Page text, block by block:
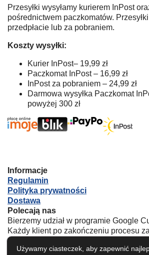
Przesyłki wysyłamy kurierem InPost
pośrednictwem paczkomatów.
przedpłacie lub za pobraniem.
Koszty wysyłki:
Kurier InPost– 19,99 zł
Paczkomat InPost – 16,99 zł
InPost za pobraniem – 24,99 zł
Darmowa wysyłka Paczkomat
powyżej 300 zł
Informacje
Regulamin
Polityka prywatności
Dostawa
Polecają nas
Bierzemy udział w programie Google
Każdy klient po zakończeniu procesu
zgodzić się na anonimowe badanie
sklep.
Używamy ciasteczek, aby zapewnić